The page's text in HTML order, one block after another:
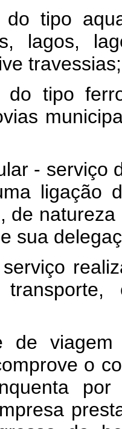
tipo
lagos,
travessias;
tipo
- serviço
ligação
de
sua
de
o